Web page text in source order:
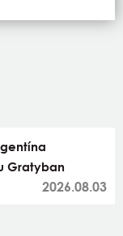
Gratyban
2026.08.03